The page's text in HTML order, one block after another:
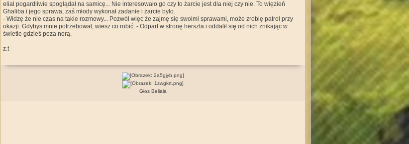
elial pogardliwie spoglądał na samicę... Nie interesowało go czy to żarcie jest dla niej czy nie. To więzień
Ghaliba i jego sprawa, zaś młody wykonał zadanie i żarcie było.
- Widzę że nie czas na takie rozmowy... Pozwól więc że zajmę się swoimi sprawami, może zrobię patrol przy
okazji. Gdybys mnie potrzebował, wiesz co robić. - Odparł w stronę herszta i oddalił się od nich znikając w
świetle gdzieś poza norą.
z.t
Głos Beliala